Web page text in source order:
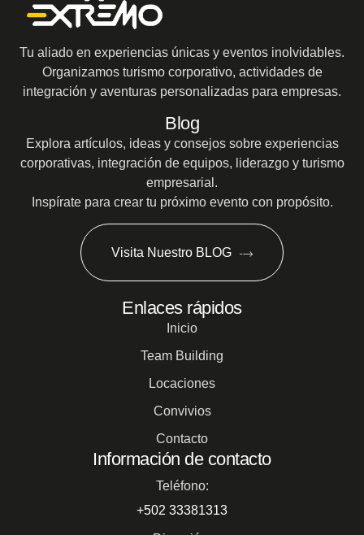
Tu aliado en experiencias únicas y eventos inolvidables.
Organizamos turismo corporativo, actividades de
integración y aventuras personalizadas para empresas.
Blog
Explora artículos, ideas y consejos sobre experiencias
corporativas, integración de equipos, liderazgo y turismo
empresarial.
Inspírate para crear tu próximo evento con propósito.
Visita Nuestro BLOG
Enlaces rápidos
Inicio
Team Building
Locaciones
Convivios
Contacto
Información de contacto
Teléfono:
+502 33381313